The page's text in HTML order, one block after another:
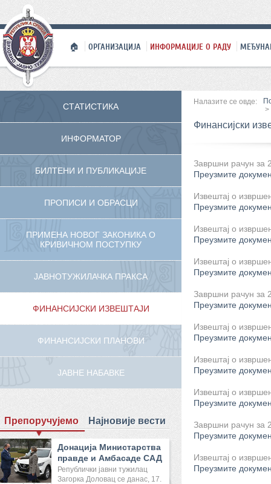
🏠 ОРГАНИЗАЦИЈА ИНФОРМАЦИЈЕ О РАДУ
Налазите се овде:
>
Финансијски
Завршни рачун за
Преузмите
Извештај о
Преузмите
Извештај о
Преузмите
Извештај о
Преузмите
Завршни рачун за
Преузмите
Извештај о
Преузмите
Извештај о
Преузмите
Извештај о
Преузмите
Завршни рачун за
Преузмите
Извештај о
Преузмите
СТАТИСТИКА
ИНФОРМАТОР
БИЛТЕНИ И ПУБЛИКАЦИЈЕ
ПРОПИСИ И ОБРАСЦИ
ПРИМЕНА НОВОГ ЗАКОНИКА О
КРИВИЧНОМ ПОСТУПКУ
ЈАВНОТУЖИЛАЧКА ПРАКСА
ФИНАНСИЈСКИ ИЗВЕШТАЈИ
ФИНАНСИЈСКИ ПЛАНОВИ
ЈАВНЕ НАБАВКЕ
Препоручујемо Најновије вести
Донација Министарства
правде и Амбасаде САД
Реп...
Републички јавни тужилац
Загорка Доловац се данас, 17.